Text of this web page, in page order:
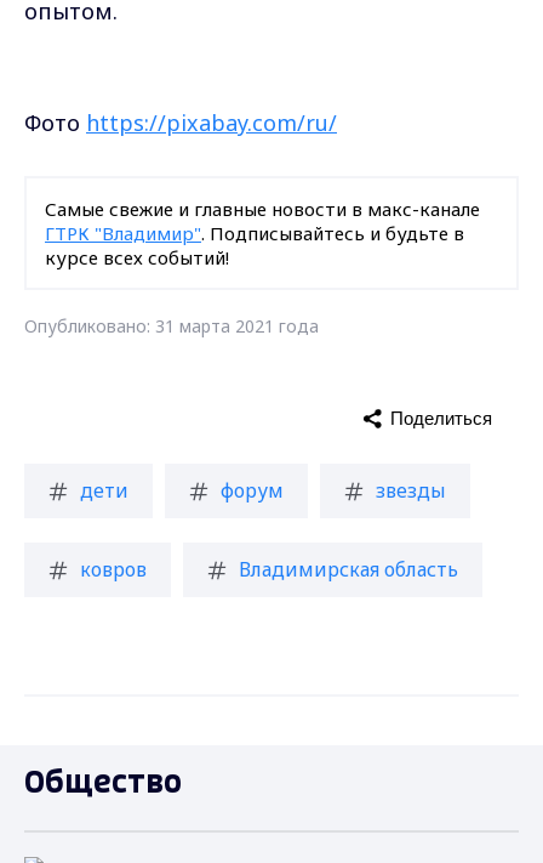
опытом.
Фото https://pixabay.com/ru/
Самые свежие и главные новости в макс-канале
ГТРК "Владимир". Подписывайтесь и будьте в
курсе всех событий!
Опубликовано: 31 марта 2021 года
дети форум звезды
ковров Владимирская область
Поделиться
Общество